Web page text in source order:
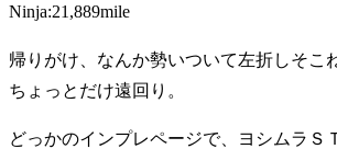
Ninja:21,889mile
帰りがけ、なんか勢いついて左折しそこ
ちょっとだけ遠回り。
どっかのインプレページで、ヨシムラＳ